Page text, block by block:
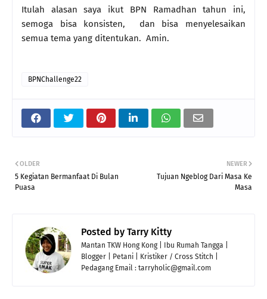
Itulah alasan saya ikut BPN Ramadhan tahun ini,
semoga bisa konsisten, dan bisa menyelesaikan
semua tema yang ditentukan. Amin.
BPNChallenge22
NEWER
Tujuan Ngeblog Dari Masa Ke
Masa
OLDER
5 Kegiatan Bermanfaat Di Bulan
Puasa
Posted by Tarry Kitty
Mantan TKW Hong Kong | Ibu Rumah Tangga |
Blogger | Petani | Kristiker / Cross Stitch |
Pedagang Email : tarryholic@gmail.com